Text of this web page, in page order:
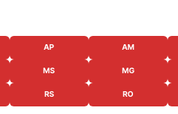
AP AM
MS MG
RS RO